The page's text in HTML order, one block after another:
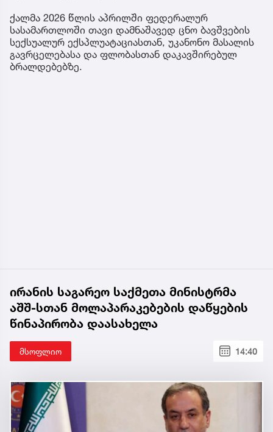
ქალმა 2026 წლის აპრილში ფედერალურ
სასამართლოში თავი დამნაშავედ ცნო ბავშვების
სექსუალურ ექსპლუატაციასთან, უკანონო მასალის
გავრცელებასა და ფლობასთან დაკავშირებულ
ბრალდებებზე.
ირანის საგარეო საქმეთა მინისტრმა
აშშ-სთან მოლაპარაკებების დაწყების
წინაპირობა დაასახელა
მსოფლიო 14:40